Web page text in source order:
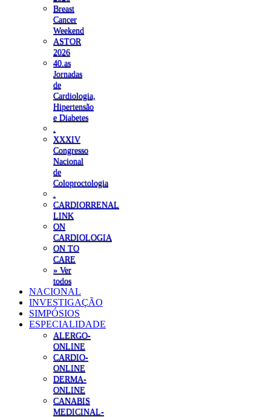
Breast
Cancer
Weekend
ASTOR
2026
40.as
Jornadas
de
Cardiologia,
Hipertensão
e Diabetes
XXXIV
Congresso
Nacional
de
Coloproctologia
CARDIORRENAL
LINK
ON
CARDIOLOGIA
ON TO
CARE
» Ver
todos
NACIONAL
INVESTIGAÇÃO
SIMPÓSIOS
ESPECIALIDADE
ALERGO-
ONLINE
CARDIO-
ONLINE
DERMA-
ONLINE
CANABIS
MEDICINAL-